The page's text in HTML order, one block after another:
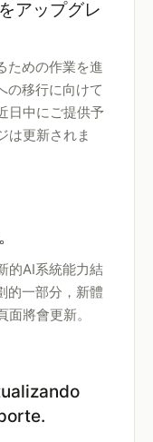
アップグレ
ための作業を進
の移行に向けて
日中にご提供予
は更新されま
的AI系統能力結
的一部分，新體
將會更新。